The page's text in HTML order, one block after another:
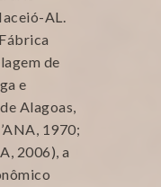
AL.
de
e
Alagoas,
1970;
2006), a